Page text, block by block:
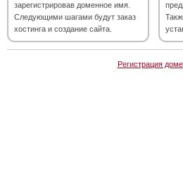
зарегистрировав доменное имя.
Следующими шагами будут заказ
хостинга и создание сайта.
Регистрация